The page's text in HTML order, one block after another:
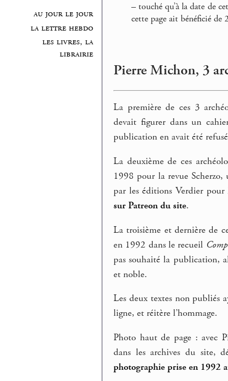
au jour le jour
la lettre hebdo
les livres, la
librairie
– touché qu’à la date de
cette page ait bénéficié
Pierre Michon, 3
La première de ces 3
devait figurer dans un
publication en avait été
La deuxième de ces
1998 pour la revue
par les éditions Verdier
sur Patreon du site.
La troisième et dernière de
en 1992 dans le recueil
pas souhaité la publication,
et noble.
Les deux textes non publiés
ligne, et réitère l’hommage.
Photo haut de page : avec
dans les archives du site,
photographie prise en 1992